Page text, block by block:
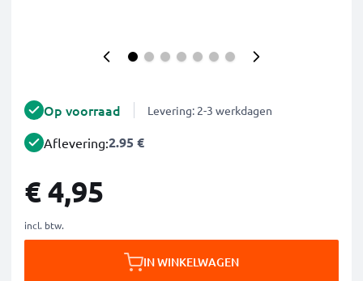
Op voorraad Levering: 2-3 werkdagen
Aflevering:2.95 €
€ 4,95
incl. btw.
IN WINKELWAGEN